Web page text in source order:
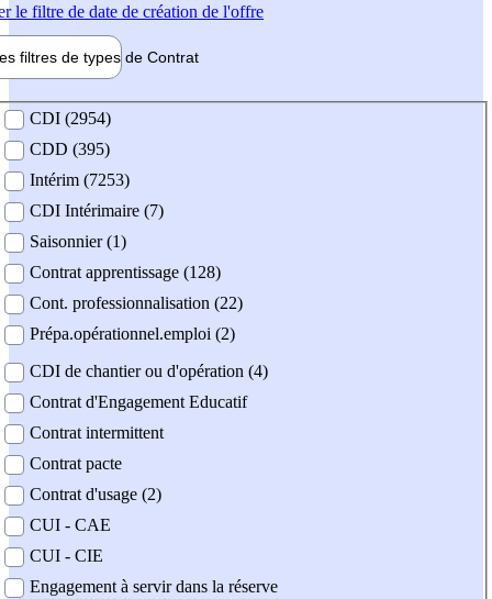
le filtre de date de création de l'offre
filtres de types de Contrat
contrat
CDI (2954)
CDD (395)
Intérim (7253)
CDI Intérimaire (7)
Saisonnier (1)
Contrat apprentissage (128)
Cont. professionnalisation (22)
Prépa.opérationnel.emploi (2)
CDI de chantier ou d'opération (4)
Contrat d'Engagement Educatif
Contrat intermittent
Contrat pacte
Contrat d'usage (2)
CUI - CAE
CUI - CIE
Engagement à servir dans la réserve